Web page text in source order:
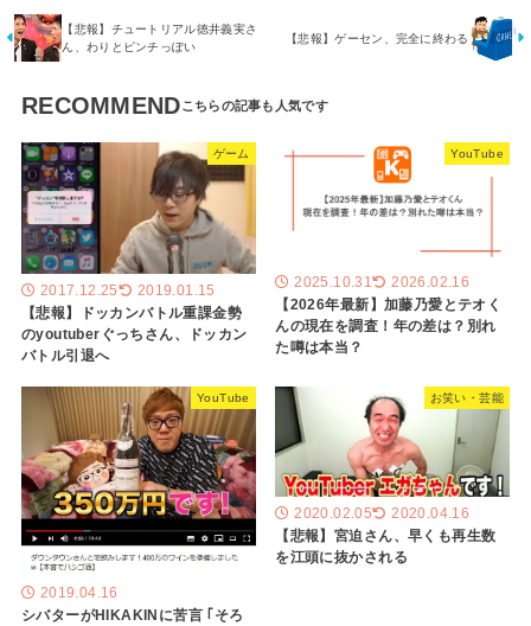
【悲報】チュートリアル徳井義実さ
ん、わりとピンチっぽい
【悲報】ゲーセン、完全に終わる
RECOMMEND
ゲーム
2017.12.25 2019.01.15
【悲報】ドッカンバトル重課金勢
のyoutuberぐっちさん、ドッカン
バトル引退へ
YouTube
2025.10.31 2026.02.16
【2026年最新】加藤乃愛とテオく
んの現在を調査！年の差は？別れ
た噂は本当？
YouTube
2019.04.16
シバターがHIKAKINに苦言 ｢そろ
お笑い・芸能
2020.02.05 2020.04.16
【悲報】宮迫さん、早くも再生数
を江頭に抜かされる